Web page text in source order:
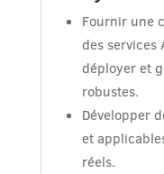
Fournir une
des services
déployer et
robustes.
Développer
et
réels.